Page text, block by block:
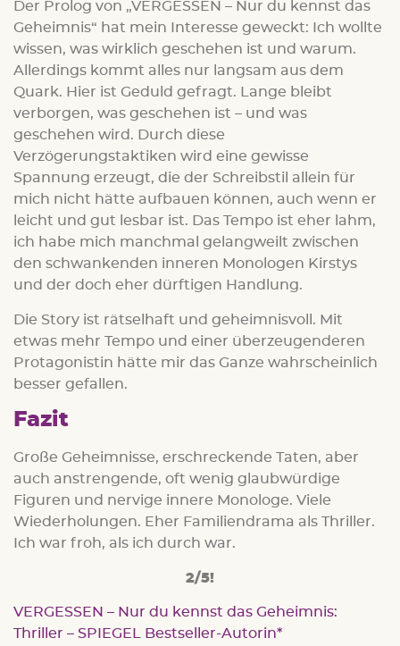
Der Prolog von „VERGESSEN – Nur du kennst das
Geheimnis“ hat mein Interesse geweckt: Ich wollte
wissen, was wirklich geschehen ist und warum.
Allerdings kommt alles nur langsam aus dem
Quark. Hier ist Geduld gefragt. Lange bleibt
verborgen, was geschehen ist – und was
geschehen wird. Durch diese
Verzögerungstaktiken wird eine gewisse
Spannung erzeugt, die der Schreibstil allein für
mich nicht hätte aufbauen können, auch wenn er
leicht und gut lesbar ist. Das Tempo ist eher lahm,
ich habe mich manchmal gelangweilt zwischen
den schwankenden inneren Monologen Kirstys
und der doch eher dürftigen Handlung.
Die Story ist rätselhaft und geheimnisvoll. Mit
etwas mehr Tempo und einer überzeugenderen
Protagonistin hätte mir das Ganze wahrscheinlich
besser gefallen.
Fazit
Große Geheimnisse, erschreckende Taten, aber
auch anstrengende, oft wenig glaubwürdige
Figuren und nervige innere Monologe. Viele
Wiederholungen. Eher Familiendrama als Thriller.
Ich war froh, als ich durch war.
2/5!
VERGESSEN – Nur du kennst das Geheimnis:
Thriller – SPIEGEL Bestseller-Autorin